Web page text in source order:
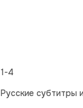
1-4
Русские субтитры